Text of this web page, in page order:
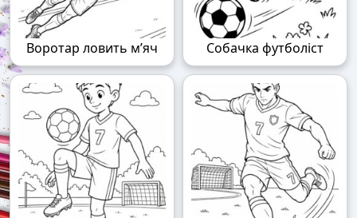
Воротар ловить м’яч Собачка футболіст